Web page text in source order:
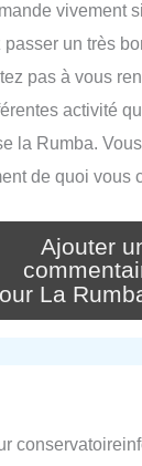
vivement
un très
pas à vous
activité
la Rumba.
de quoi vous
Ajouter
La